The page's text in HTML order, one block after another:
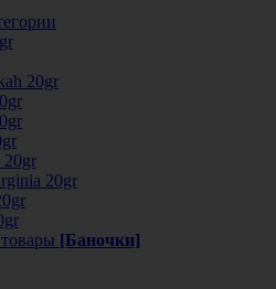
20gr
20gr
20gr
[Баночки]